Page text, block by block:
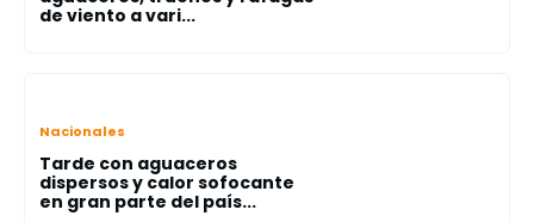
de viento a vari...
Nacionales
Tarde con aguaceros
dispersos y calor sofocante
en gran parte del país...